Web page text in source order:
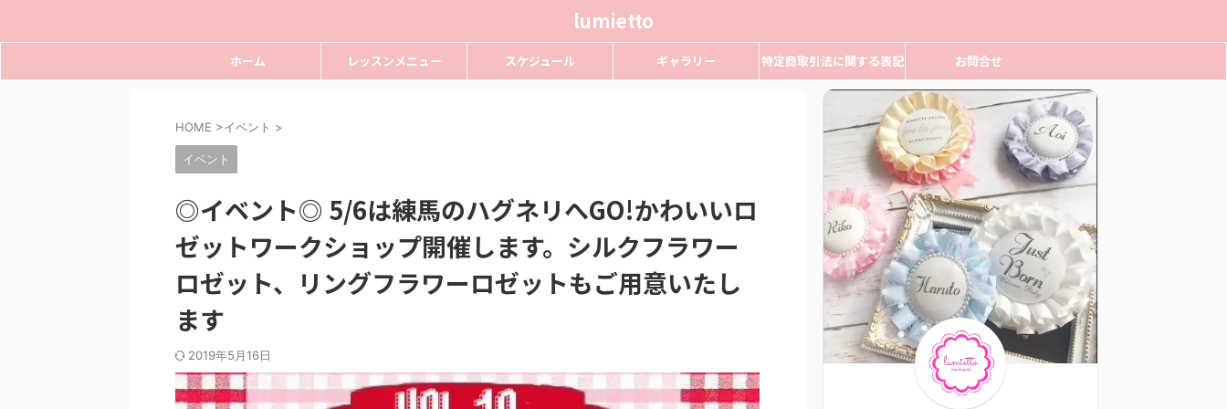
lumietto
ホーム レッスンメニュー スケジュール ギャラリー 特定商取引法に関する表記 お問合せ
HOME >イベント >
イベント
◎イベント◎ 5/6は練馬のハグネリへGO!かわいいロ
ゼットワークショップ開催します。シルクフラワー
ロゼット、リングフラワーロゼットもご用意いたし
ます
2019年5月16日